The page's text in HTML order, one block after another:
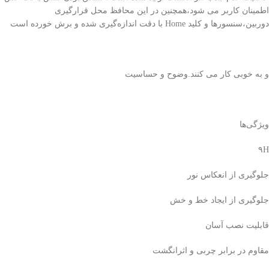
اطمینان کاربر می شود،همچنین در این محافظ محل قرارگیری
دوربین،سنسورها و کلید Home با دقت اندازه‌گیری شده و برش خورده است
و به خوبی کار می کنند.وضوح و حساسیت
ویژگی‌ها
۹H
جلوگیری از انعکاس نور
جلوگیری از ایجاد خط و خش
قابلیت نصب آسان
مقاوم در برابر چربی و اثرانگشت